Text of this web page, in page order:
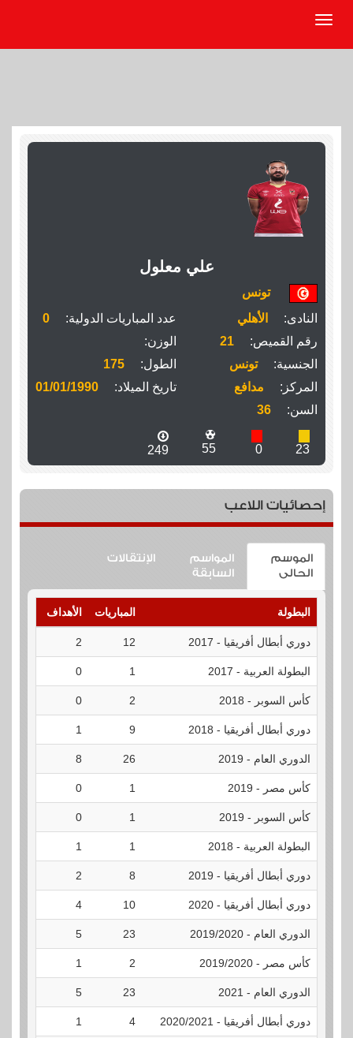
علي معلول
تونس
النادى:
الأهلي عدد المباريات الدولية:
0
رقم القميص:
21
الوزن:
الجنسية:
تونس الطول:
175
المركز:
مدافع تاريخ الميلاد:
01/01/1990
السن:
36
23
0
55
249
إحصائيات اللاعب
الموسم
الحالى
المواسم
السابقة
الإنتقالات
البطولة المباريات الأهداف
دوري أبطال أفريقيا - 2017 12
2
البطولة العربية - 2017 1
0
كأس السوبر - 2018 2
0
دوري أبطال أفريقيا - 2018 9
1
الدوري العام - 2019 26
8
كأس مصر - 2019 1
0
كأس السوبر - 2019 1
0
البطولة العربية - 2018 1
1
دوري أبطال أفريقيا - 2019 8
2
دوري أبطال أفريقيا - 2020 10
4
الدوري العام - 2019/2020 23
5
كأس مصر - 2019/2020 2
1
الدوري العام - 2021 23
5
دوري أبطال أفريقيا - 2020/2021 4
1